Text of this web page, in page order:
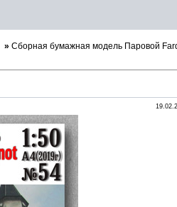
Сборная бумажная модель Паровой